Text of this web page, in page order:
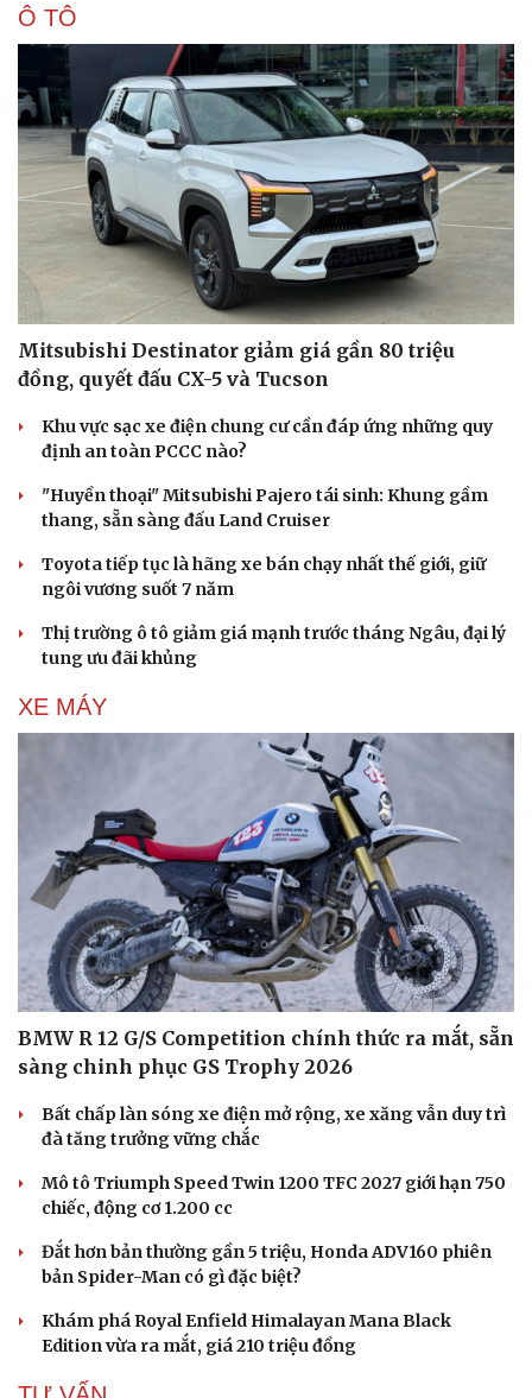
Cải chính
Ô TÔ
Mitsubishi Destinator giảm giá gần 80 triệu
đồng, quyết đấu CX-5 và Tucson
Khu vực sạc xe điện chung cư cần đáp ứng những quy
định an toàn PCCC nào?
"Huyền thoại" Mitsubishi Pajero tái sinh: Khung gầm
thang, sẵn sàng đấu Land Cruiser
Toyota tiếp tục là hãng xe bán chạy nhất thế giới, giữ
ngôi vương suốt 7 năm
Thị trường ô tô giảm giá mạnh trước tháng Ngâu, đại lý
tung ưu đãi khủng
XE MÁY
BMW R 12 G/S Competition chính thức ra mắt, sẵn
sàng chinh phục GS Trophy 2026
Bất chấp làn sóng xe điện mở rộng, xe xăng vẫn duy trì
đà tăng trưởng vững chắc
Mô tô Triumph Speed Twin 1200 TFC 2027 giới hạn 750
chiếc, động cơ 1.200 cc
Đắt hơn bản thường gần 5 triệu, Honda ADV160 phiên
bản Spider-Man có gì đặc biệt?
Khám phá Royal Enfield Himalayan Mana Black
Edition vừa ra mắt, giá 210 triệu đồng